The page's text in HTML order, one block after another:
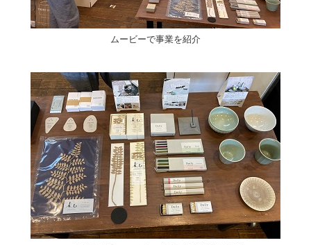
ムービーで事業を紹介